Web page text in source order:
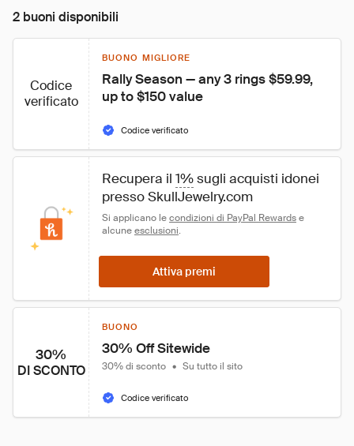
2 buoni disponibili
Codice
verificato
BUONO MIGLIORE
Rally Season — any 3 rings $59.99,
up to $150 value
Codice verificato
Recupera il 1% sugli acquisti idonei
presso SkullJewelry.com
Si applicano le condizioni di PayPal Rewards e
alcune esclusioni.
Attiva premi
30%
DI SCONTO
BUONO
30% Off Sitewide
30% di sconto • Su tutto il sito
Codice verificato